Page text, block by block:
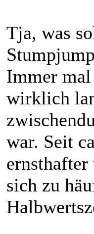
Tja, was
Immer
wirklich
war. Seit
ernsthafter
sich zu